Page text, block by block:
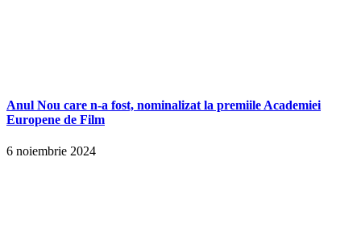
Anul Nou care n-a fost, nominalizat la premiile Academiei
Europene de Film
6 noiembrie 2024